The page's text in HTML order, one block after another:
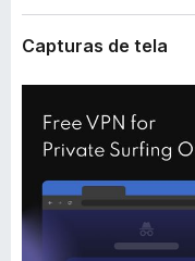
s
Capturas de tela